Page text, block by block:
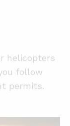
helicopters
follow
permits.